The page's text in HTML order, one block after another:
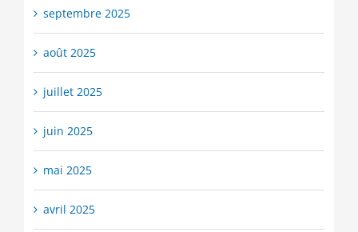
septembre 2025
août 2025
juillet 2025
juin 2025
mai 2025
avril 2025